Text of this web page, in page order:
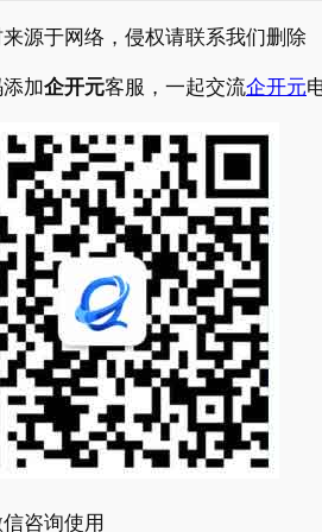
源于网络，侵权请联系我们删除
加企开元客服，一起交流企开元
咨询使用